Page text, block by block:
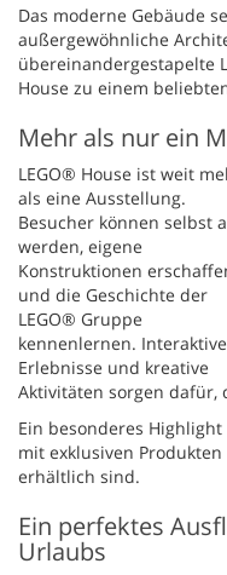
Das moderne Gebäude
außergewöhnliche
übereinandergestapelte
House zu einem
Mehr als nur ein
LEGO® House ist weit
als eine Ausstellung.
Besucher können selbst
werden, eigene
Konstruktionen
und die Geschichte der
LEGO® Gruppe
kennenlernen. Interaktive
Erlebnisse und kreative
Aktivitäten sorgen dafür,
Ein besonderes
mit exklusiven
erhältlich sind.
Ein perfektes
Urlaubs